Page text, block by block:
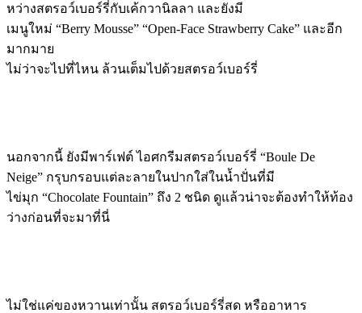
หว่างสตรอว์เบอร์รี่กับเค้กวานิลลา และยังมี
เมนูใหม่ “Berry Mousse” “Open-Face Strawberry Cake” และอีก
มากมาย
ไม่ว่าจะไปที่ไหน ล้วนเต็มไปด้วยสตรอว์เบอร์รี่
นอกจากนี้ ยังมีพาร์เฟต์ ไอศกรีมสตรอว์เบอร์รี่ “Boule De
Neige” กรุบกรอบแต่ละลายในปากใส่ในน้ำปั่นที่มี
ไข่มุก “Chocolate Fountain” ถึง 2 ชนิด ดูแล้วน่าจะต้องทำให้ท้อง
ว่างก่อนที่จะมาที่นี่
ไม่ใช่แค่ของหวานเท่านั้น สตรอว์เบอร์รี่สด หรืออาหาร